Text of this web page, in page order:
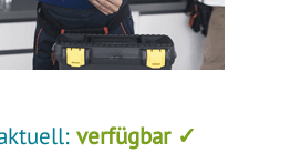
verfügbar ✓